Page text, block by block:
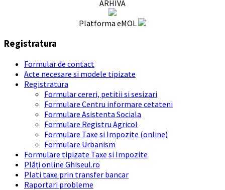
ARHIVA
Platforma eMOL
Registratura
Formular de contact
Acte necesare si modele tipizate
Registratura
Formular cereri, petitii si sesizari
Formulare Centru informare cetateni
Formulare Asistenta Sociala
Formulare Registru Agricol
Formulare Taxe si Impozite (online)
Formulare Urbanism
Formulare tipizate Taxe si Impozite
Plăți online Ghiseul.ro
Plati taxe prin transfer bancar
Raportari probleme